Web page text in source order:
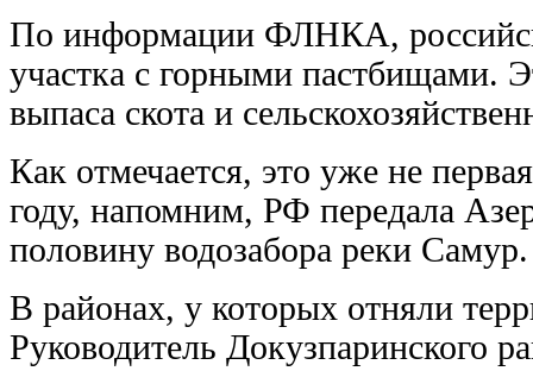
По информации ФЛНКА,
участка с горными пастбищами.
выпаса скота и
Как отмечается, это уже не
году, напомним, РФ передала
половину водозабора реки Самур.
В районах, у которых отняли
Руководитель Докузпаринского